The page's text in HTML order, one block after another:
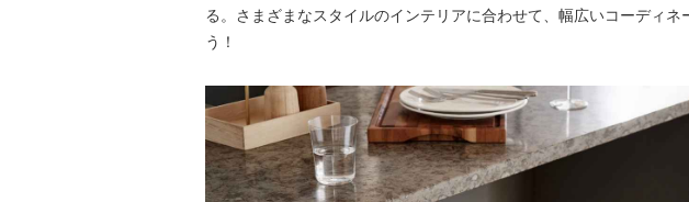
る。さまざまなスタイルのインテリアに合わせて、幅広いコーディネ
う！